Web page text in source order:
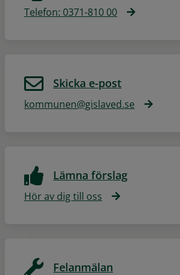
Telefon: 0371-810 00
Skicka e-post
kommunen@gislaved.se
Lämna förslag
Hör av dig till oss
Felanmälan